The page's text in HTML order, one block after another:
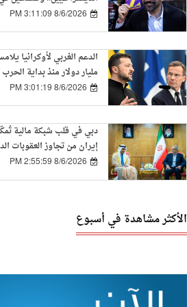
التحول السياسي
8/6/2026 3:11:09 PM
مليار دولار منذ بداية الحرب
8/6/2026 3:01:19 PM
دبي في قلب شبكة مالية
إيران من تجاوز العقوبات
8/6/2026 2:55:59 PM
الأكثر مشاهدة في أسبوع